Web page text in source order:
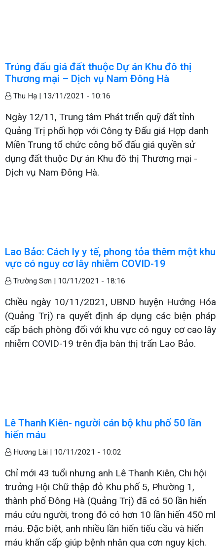
Trúng đấu giá đất thuộc Dự án Khu đô thị
Thương mại – Dịch vụ Nam Đông Hà
Thu Hạ | 13/11/2021 - 10:16
Ngày 12/11, Trung tâm Phát triển quỹ đất tỉnh
Quảng Trị phối hợp với Công ty Đấu giá Hợp danh
Miền Trung tổ chức công bố đấu giá quyền sử
dụng đất thuộc Dự án Khu đô thị Thương mại -
Dịch vụ Nam Đông Hà.
Lao Bảo: Cách ly y tế, phong tỏa thêm một khu
vực có nguy cơ lây nhiễm COVID-19
Trường Sơn | 10/11/2021 - 18:16
Chiều ngày 10/11/2021, UBND huyện Hướng Hóa
(Quảng Trị) ra quyết định áp dụng các biện pháp
cấp bách phòng đối với khu vực có nguy cơ cao lây
nhiễm COVID-19 trên địa bàn thị trấn Lao Bảo.
Lê Thanh Kiên- người cán bộ khu phố 50 lần
hiến máu
Hương Lài | 10/11/2021 - 10:02
Chỉ mới 43 tuổi nhưng anh Lê Thanh Kiên, Chi hội
trưởng Hội Chữ thập đỏ Khu phố 5, Phường 1,
thành phố Đông Hà (Quảng Trị) đã có 50 lần hiến
máu cứu người, trong đó có hơn 10 lần hiến 450 ml
máu. Đặc biệt, anh nhiều lần hiến tiểu cầu và hiến
máu khẩn cấp giúp bệnh nhân qua cơn nguy kịch.